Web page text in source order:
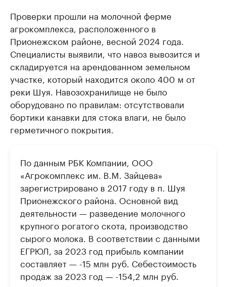
Проверки прошли на молочной ферме
агрокомплекса, расположенного в
Прионежском районе, весной 2024 года.
Специалисты выявили, что навоз вывозится и
складируется на арендованном земельном
участке, который находится около 400 м от
реки Шуя. Навозохранилище не было
оборудовано по правилам: отсутствовали
бортики канавки для стока влаги, не было
герметичного покрытия.
По данным РБК Компании, ООО
«Агрокомплекс им. В.М. Зайцева»
зарегистрировано в 2017 году в п. Шуя
Прионежского района. Основной вид
деятельности — разведение молочного
крупного рогатого скота, производство
сырого молока. В соответствии с данными
ЕГРЮЛ, за 2023 год прибыль компании
составляет — -15 млн руб. Себестоимость
продаж за 2023 год — -154,2 млн руб.